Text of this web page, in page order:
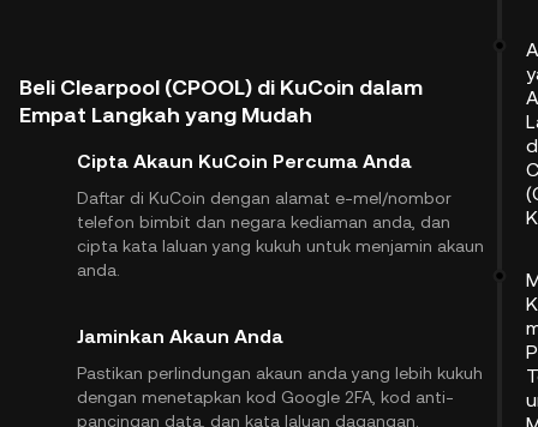
Beli Clearpool (CPOOL) di KuCoin dalam
Empat Langkah yang Mudah
Cipta Akaun KuCoin Percuma Anda
Daftar di KuCoin dengan alamat e-mel/nombor
telefon bimbit dan negara kediaman anda, dan
cipta kata laluan yang kukuh untuk menjamin akaun
anda.
Jaminkan Akaun Anda
Pastikan perlindungan akaun anda yang lebih kukuh
dengan menetapkan kod Google 2FA, kod anti-
pancingan data, dan kata laluan dagangan.